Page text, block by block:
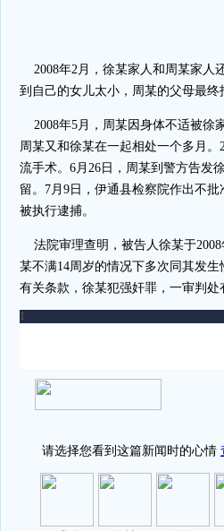
2008年2月，徐某家人和周某家人
到自己的女儿太小，周某的父母最终
2008年5月，周某因身体不适被徐
周某又和徐某在一起相处一个多月
流手术。6月26日，周某到警方告发
留。7月9日，伊通县检察院作出不
被执行逮捕。
法院审理查明，被告人徐某于
某不满14周岁的情况下多次同其发
有关条款，徐某犯强奸罪，一审判